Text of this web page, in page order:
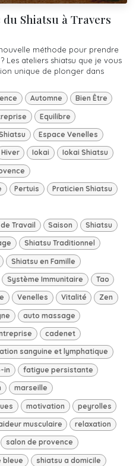
Shiatsu à Travers
méthode pour prendre
Les ateliers shiatsu que je vous
unique de plonger dans
Automne Bien Être
Equilibre
Espace Venelles
Hiver Iokai Iokai Shiatsu
Pertuis Praticien Shiatsu
Travail Saison Shiatsu
Shiatsu Traditionnel
Shiatsu en Famille
Système Immunitaire Tao
Venelles Vitalité Zen
auto massage
cadenet
sanguine et lymphatique
in fatigue persistante
marseille
motivation peyrolles
musculaire relaxation
salon de provence
bleue shiatsu a domicile